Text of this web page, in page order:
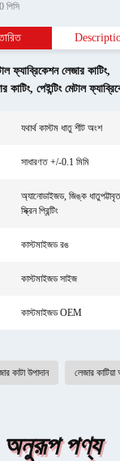
পিসি
ফ্যাব্রিকেশন লেজার কাটিং,
কাটিং, পেইন্টিং মেটাল
যথার্থ কাস্টম ধাতু শীট অংশ
সাধারণত +/-0.1 মিমি
অ্যানোডাইজড, জিঙ্ক
স্ক্রিন প্রিন্টিং
কাস্টমাইজড রঙ
কাস্টমাইজড সাইজ
কাস্টমাইজড OEM
কাটা উপাদান লেজার
অনুরূপ পণ্য